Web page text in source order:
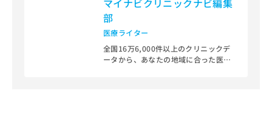
マイナビクリニックナビ編集
部
医療ライター
全国16万6,000件以上のクリニックデ
ータから、あなたの地域に合った医療